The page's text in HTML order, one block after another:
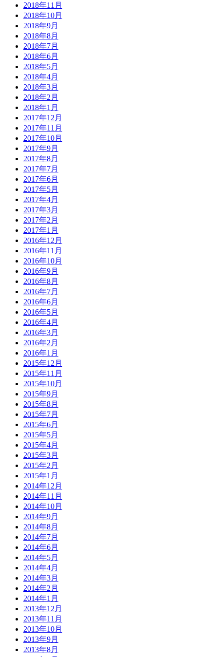
2018年11月
2018年10月
2018年9月
2018年8月
2018年7月
2018年6月
2018年5月
2018年4月
2018年3月
2018年2月
2018年1月
2017年12月
2017年11月
2017年10月
2017年9月
2017年8月
2017年7月
2017年6月
2017年5月
2017年4月
2017年3月
2017年2月
2017年1月
2016年12月
2016年11月
2016年10月
2016年9月
2016年8月
2016年7月
2016年6月
2016年5月
2016年4月
2016年3月
2016年2月
2016年1月
2015年12月
2015年11月
2015年10月
2015年9月
2015年8月
2015年7月
2015年6月
2015年5月
2015年4月
2015年3月
2015年2月
2015年1月
2014年12月
2014年11月
2014年10月
2014年9月
2014年8月
2014年7月
2014年6月
2014年5月
2014年4月
2014年3月
2014年2月
2014年1月
2013年12月
2013年11月
2013年10月
2013年9月
2013年8月